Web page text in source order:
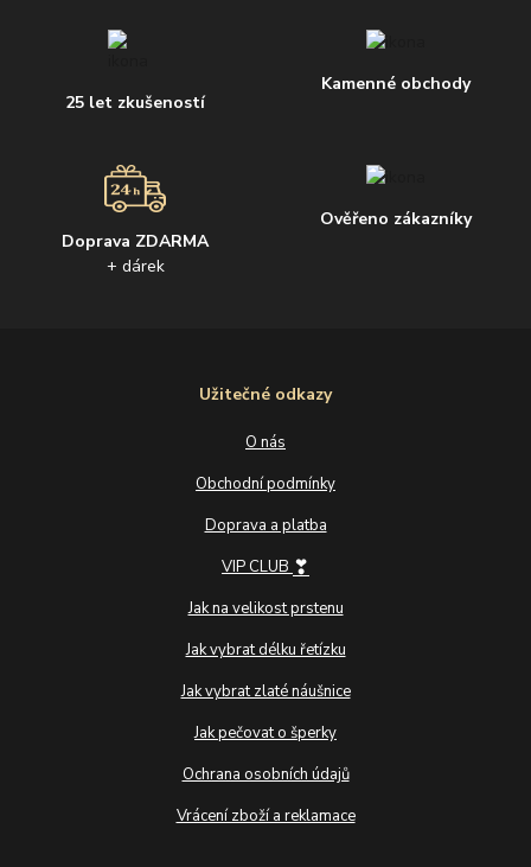
25 let zkušeností
Kamenné obchody
Doprava ZDARMA
+ dárek
Ověřeno zákazníky
Užitečné odkazy
O nás
Obchodní podmínky
Doprava a platba
VIP CLUB ❣
Jak na velikost prstenu
Jak vybrat délku řetízku
Jak vybrat zlaté náušnice
Jak pečovat o šperky
Ochrana osobních údajů
Vrácení zboží a reklamace